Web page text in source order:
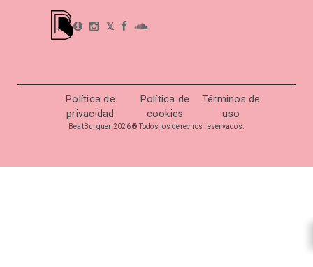
𝕏
Política de
privacidad
Política de
cookies
Términos de
uso
BeatBurguer 2026 ® Todos los derechos reservados.